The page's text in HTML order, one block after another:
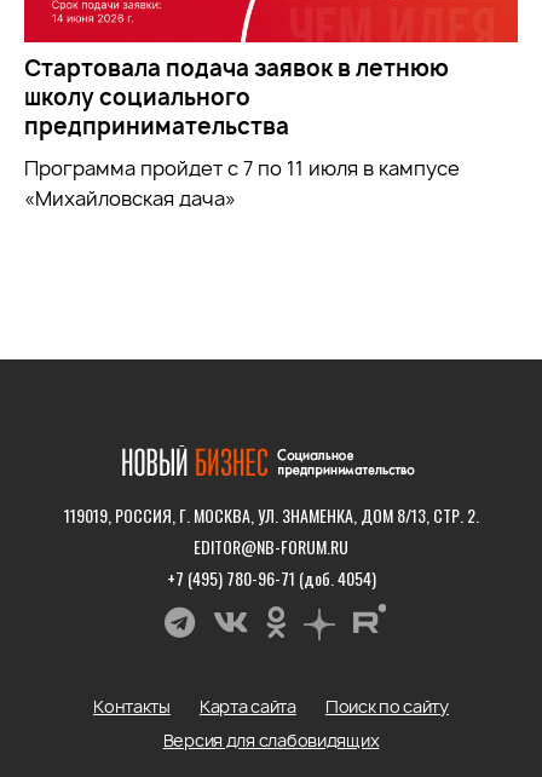
Стартовала подача заявок в летнюю
школу социального
предпринимательства
Программа пройдет с 7 по 11 июля в кампусе
«Михайловская дача»
119019, РОССИЯ, Г. МОСКВА, УЛ. ЗНАМЕНКА, ДОМ 8/13, СТР. 2.
EDITOR@NB-FORUM.RU
+7 (495) 780-96-71 (доб. 4054)
Контакты Карта сайта
Поиск по сайту
Версия для слабовидящих